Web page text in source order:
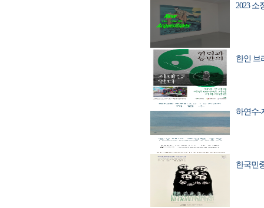
2023 소
한인 브
하연수-
한국민